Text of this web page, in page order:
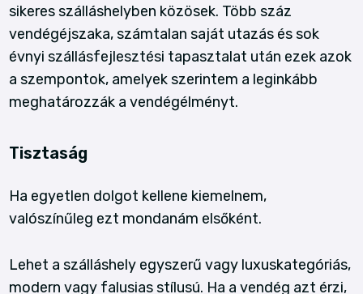
sikeres szálláshelyben közösek. Több száz
vendégéjszaka, számtalan saját utazás és sok
évnyi szállásfejlesztési tapasztalat után ezek azok
a szempontok, amelyek szerintem a leginkább
meghatározzák a vendégélményt.
Tisztaság
Ha egyetlen dolgot kellene kiemelnem,
valószínűleg ezt mondanám elsőként.
Lehet a szálláshely egyszerű vagy luxuskategóriás,
modern vagy falusias stílusú. Ha a vendég azt érzi,